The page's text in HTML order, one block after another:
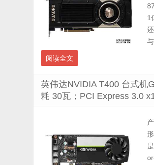
1
阅读全文
英伟达NVIDIA T400 台式机
耗 30瓦；PCI Express 3.0